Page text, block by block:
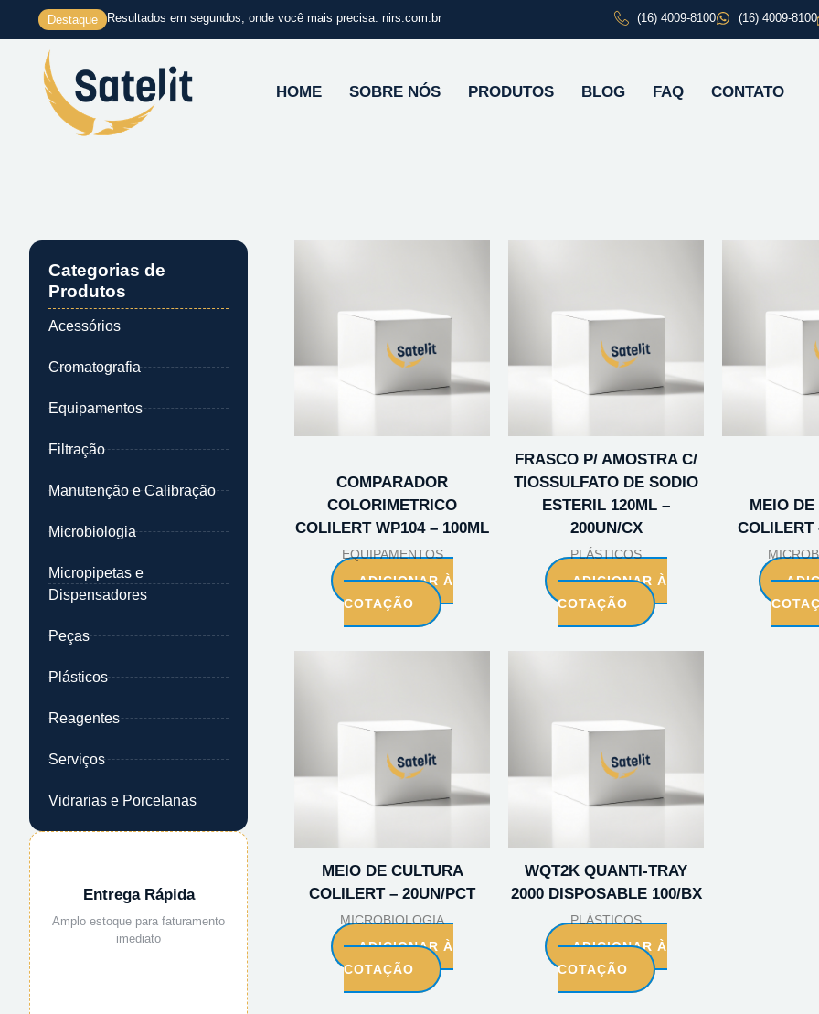
conteúdo
Destaque Resultados em segundos, onde você mais precisa: nirs.com.br (16) 4009-8100 (16) 4009-8100
HOME SOBRE NÓS PRODUTOS BLOG FAQ CONTATO
Categorias de
Produtos
Acessórios
Cromatografia
Equipamentos
Filtração
Manutenção e Calibração
Microbiologia
Micropipetas e
Dispensadores
Peças
Plásticos
Reagentes
Serviços
Vidrarias e Porcelanas
Entrega Rápida
Amplo estoque para faturamento
imediato
COMPARADOR
COLORIMETRICO
COLILERT WP104 – 100ML
EQUIPAMENTOS
ADICIONAR À
COTAÇÃO
FRASCO P/ AMOSTRA C/
TIOSSULFATO DE SODIO
ESTERIL 120ML –
200UN/CX
PLÁSTICOS
ADICIONAR À
COTAÇÃO
MEIO
COLILERT
MEIO DE CULTURA
COLILERT – 20UN/PCT
MICROBIOLOGIA
ADICIONAR À
COTAÇÃO
WQT2K QUANTI-TRAY
2000 DISPOSABLE 100/BX
PLÁSTICOS
ADICIONAR À
COTAÇÃO